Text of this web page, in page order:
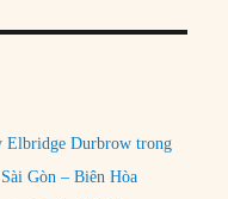
Elbridge Durbrow trong
Gòn – Biên Hòa